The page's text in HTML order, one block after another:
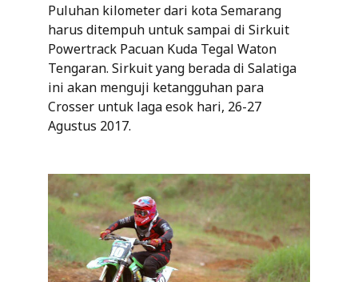
Puluhan kilometer dari kota Semarang
harus ditempuh untuk sampai di Sirkuit
Powertrack Pacuan Kuda Tegal Waton
Tengaran. Sirkuit yang berada di Salatiga
ini akan menguji ketangguhan para
Crosser untuk laga esok hari, 26-27
Agustus 2017.